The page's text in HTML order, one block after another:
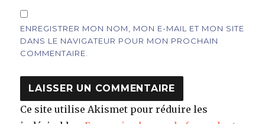
ENREGISTRER MON NOM, MON E-MAIL ET MON SITE
DANS LE NAVIGATEUR POUR MON PROCHAIN
COMMENTAIRE.
Ce site utilise Akismet pour réduire les